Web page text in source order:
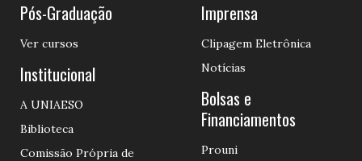
Pós-Graduação
Ver cursos
Institucional
A UNIAESO
Biblioteca
Comissão Própria de
Imprensa
Clipagem Eletrônica
Notícias
Bolsas e
Financiamentos
Prouni